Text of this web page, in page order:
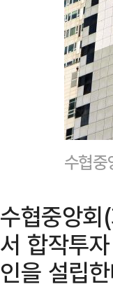
수협
수협중앙
서 합작투
인을 설립